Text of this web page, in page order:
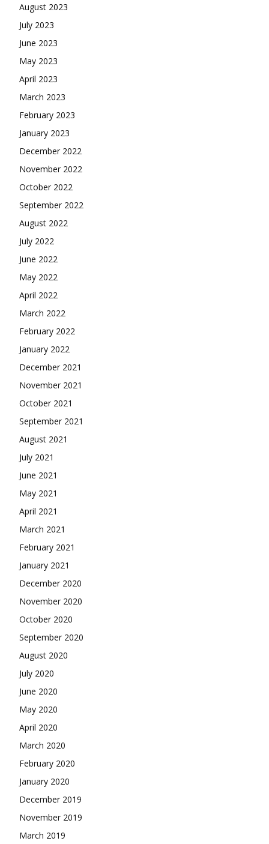
August 2023
July 2023
June 2023
May 2023
April 2023
March 2023
February 2023
January 2023
December 2022
November 2022
October 2022
September 2022
August 2022
July 2022
June 2022
May 2022
April 2022
March 2022
February 2022
January 2022
December 2021
November 2021
October 2021
September 2021
August 2021
July 2021
June 2021
May 2021
April 2021
March 2021
February 2021
January 2021
December 2020
November 2020
October 2020
September 2020
August 2020
July 2020
June 2020
May 2020
April 2020
March 2020
February 2020
January 2020
December 2019
November 2019
March 2019